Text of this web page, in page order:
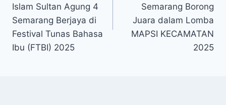
Islam Sultan Agung 4
Semarang Berjaya di
Festival Tunas Bahasa
Ibu (FTBI) 2025
Semarang Borong
Juara dalam Lomba
MAPSI KECAMATAN
2025